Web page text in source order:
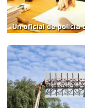
Un oficial de policía